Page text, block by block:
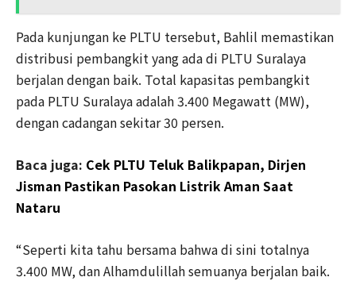
Pada kunjungan ke PLTU tersebut, Bahlil memastikan
distribusi pembangkit yang ada di PLTU Suralaya
berjalan dengan baik. Total kapasitas pembangkit
pada PLTU Suralaya adalah 3.400 Megawatt (MW),
dengan cadangan sekitar 30 persen.
Baca juga: Cek PLTU Teluk Balikpapan, Dirjen
Jisman Pastikan Pasokan Listrik Aman Saat
Nataru
“Seperti kita tahu bersama bahwa di sini totalnya
3.400 MW, dan Alhamdulillah semuanya berjalan baik.